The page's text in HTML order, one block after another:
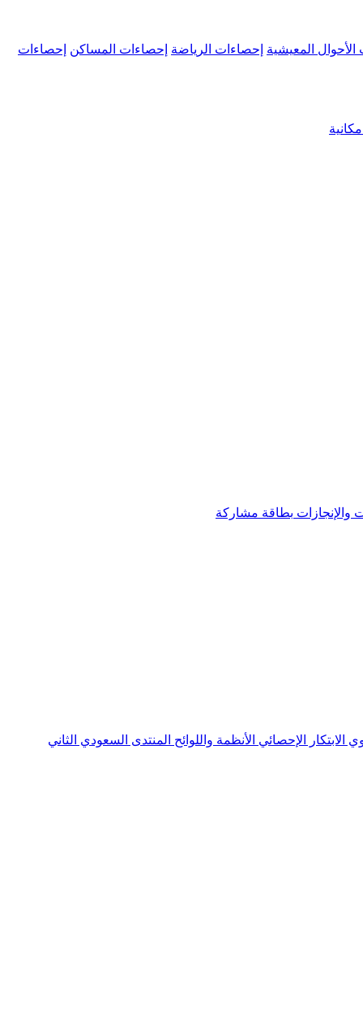
الأحوال المعيشية إحصاءات الرياضة إحصاءات المساكن إحصاءات
والإنجازات بطاقة مشاركة
الابتكار الإحصائي الأنظمة واللوائح المنتدى السعودي الثاني